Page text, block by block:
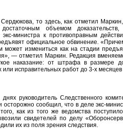
Сердюкова, то здесь, как отметил
достаточным объемом
экс-министра к противоправным
официальное обвинение.
может измениться как на стадии
— отметил Маркин. Редакция
наказание: от штрафа в размере
или исправительных работ до 3-х месяцев
днях руководитель Следственного
осторожно сообщил, что в деле экс-
как из того же ведомства
свидетелей по делу
их из поля зрения следствия.